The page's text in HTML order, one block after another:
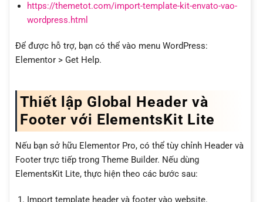
https://themetot.com/import-template-kit-envato-vao-
wordpress.html
Để được hỗ trợ, bạn có thể vào menu WordPress:
Elementor > Get Help.
Thiết lập Global Header và
Footer với ElementsKit Lite
Nếu bạn sở hữu Elementor Pro, có thể tùy chỉnh Header và
Footer trực tiếp trong Theme Builder. Nếu dùng
ElementsKit Lite, thực hiện theo các bước sau:
Import template header và footer vào website.